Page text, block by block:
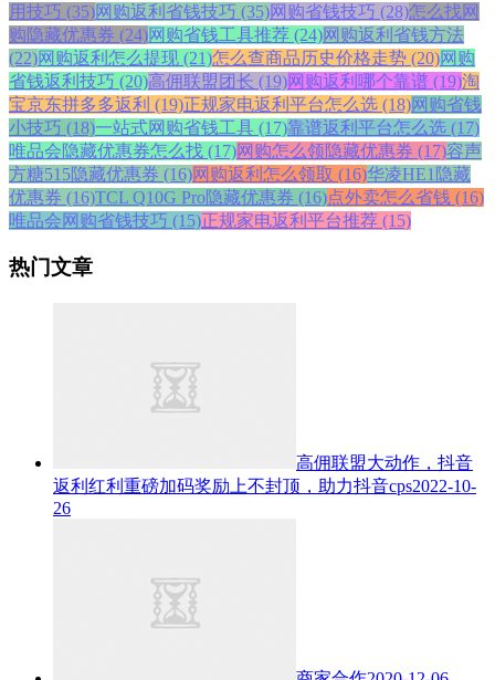
用技巧 (35)网购返利省钱技巧 (35)网购省钱技巧 (28)怎么找网
购隐藏优惠券 (24)网购省钱工具推荐 (24)网购返利省钱方法
(22)网购返利怎么提现 (21)怎么查商品历史价格走势 (20)网购
省钱返利技巧 (20)高佣联盟团长 (19)网购返利哪个靠谱 (19)淘
宝京东拼多多返利 (19)正规家电返利平台怎么选 (18)网购省钱
小技巧 (18)一站式网购省钱工具 (17)靠谱返利平台怎么选 (17)
唯品会隐藏优惠券怎么找 (17)网购怎么领隐藏优惠券 (17)容声
方糖515隐藏优惠券 (16)网购返利怎么领取 (16)华凌HE1隐藏
优惠券 (16)TCL Q10G Pro隐藏优惠券 (16)点外卖怎么省钱 (16)
唯品会网购省钱技巧 (15)正规家电返利平台推荐 (15)
热门文章
高佣联盟大动作，抖音
返利红利重磅加码奖励上不封顶，助力抖音cps2022-10-
26